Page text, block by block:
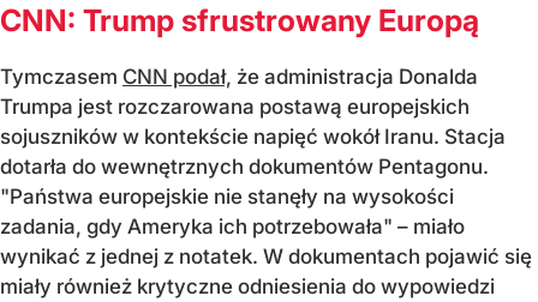
CNN: Trump sfrustrowany Europą
Tymczasem CNN podał, że administracja Donalda
Trumpa jest rozczarowana postawą europejskich
sojuszników w kontekście napięć wokół Iranu. Stacja
dotarła do wewnętrznych dokumentów Pentagonu.
"Państwa europejskie nie stanęły na wysokości
zadania, gdy Ameryka ich potrzebowała" – miało
wynikać z jednej z notatek. W dokumentach pojawić się
miały również krytyczne odniesienia do wypowiedzi